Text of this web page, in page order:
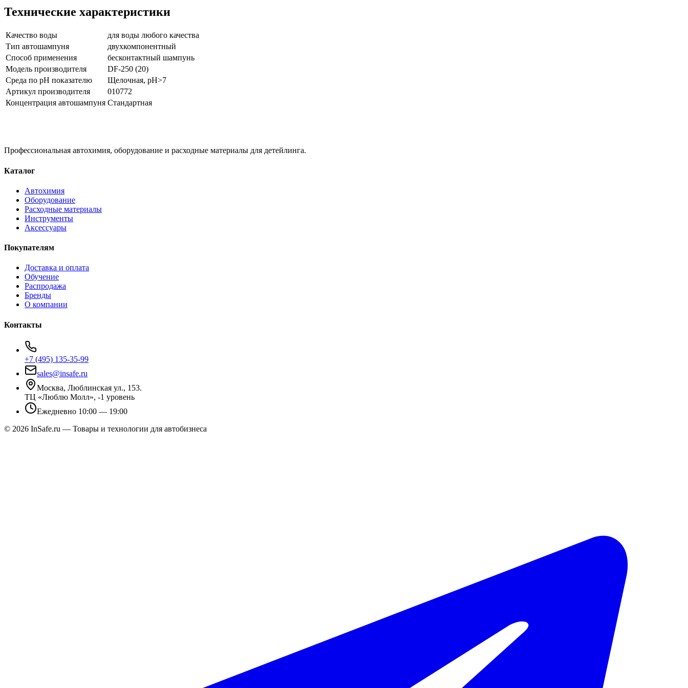
Технические характеристики
Качество воды
для воды любого качества
Тип автошампуня
двухкомпонентный
Способ применения
бесконтактный шампунь
Модель производителя
DF-250 (20)
Среда по pH показателю
Щелочная, pH>7
Артикул производителя
010772
Концентрация автошампуня Стандартная
Профессиональная автохимия, оборудование и расходные материалы для детейлинга.
Каталог
Автохимия
Оборудование
Расходные материалы
Инструменты
Аксессуары
Покупателям
Доставка и оплата
Обучение
Распродажа
Бренды
О компании
Контакты
+7 (495) 135-35-99
sales@insafe.ru
Москва, Люблинская ул., 153.
ТЦ «Люблю Молл», -1 уровень
Ежедневно 10:00 — 19:00
© 2026 InSafe.ru — Товары и технологии для автобизнеса